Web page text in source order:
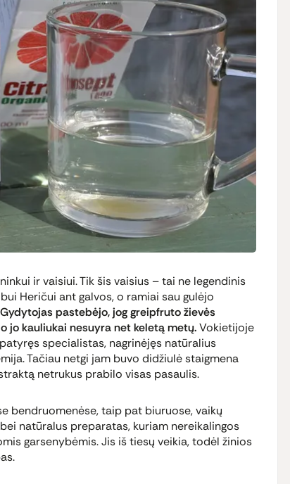
ir vaisiui. Tik šis vaisius – tai ne legendinis
Heričui ant galvos, o ramiai sau gulėjo
Gydytojas pastebėjo, jog greipfruto žievės
jo kauliukai nesuyra net keletą metų.Vokietijoje
specialistas, nagrinėjęs natūralius
Tačiau netgi jam buvo didžiulė staigmena
netrukus prabilo visas pasaulis.
bendruomenėse, taip pat biuruose, vaikų
natūralus preparatas, kuriam nereikalingos
garsenybėmis. Jis iš tiesų veikia, todėl žinios